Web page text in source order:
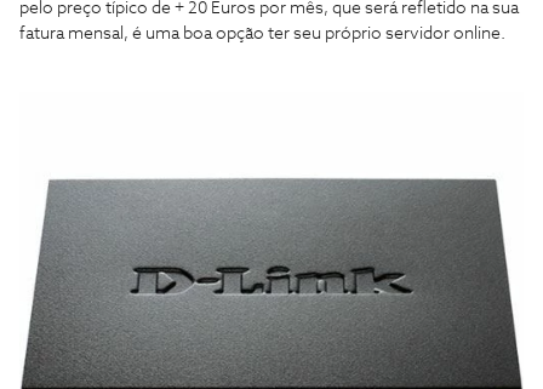
pelo preço típico de + 20 Euros por mês, que será refletido na sua
fatura mensal, é uma boa opção ter seu próprio servidor online.